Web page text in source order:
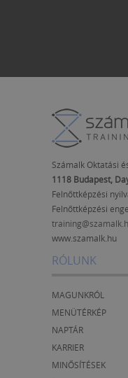
Számalk Oktatási
1118 Budapest,
Felnőttképzési
Felnőttképzési
www.szamalk.hu
RÓLUNK
MAGUNKRÓL
MENÜTÉRKÉP
NAPTÁR
KARRIER
MINŐSÍTÉSEK